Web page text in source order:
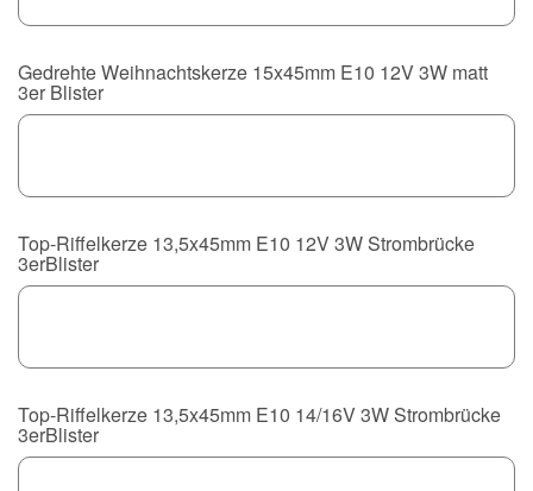
Gedrehte Weihnachtskerze 15x45mm E10 12V 3W matt
3er Blister
Top-Riffelkerze 13,5x45mm E10 12V 3W Strombrücke
3erBlister
Top-Riffelkerze 13,5x45mm E10 14/16V 3W Strombrücke
3erBlister